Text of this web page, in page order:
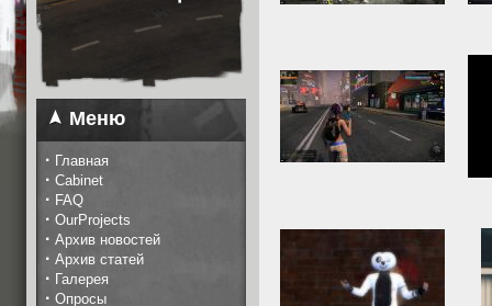
Меню
· Главная
· Cabinet
· FAQ
· OurProjects
· Архив новостей
· Архив статей
· Галерея
· Опросы